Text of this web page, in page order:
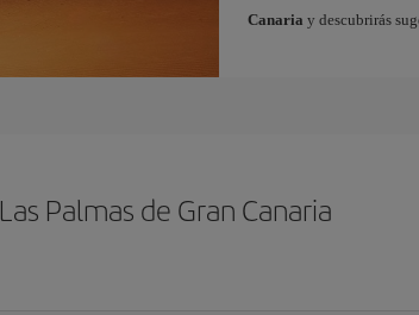
Canaria y descubrirás
Palmas de Gran Canaria